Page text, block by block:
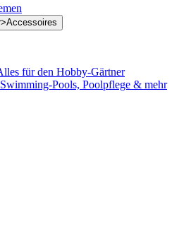
für den Hobby-Gärtner
Swimming-Pools, Poolpflege & mehr